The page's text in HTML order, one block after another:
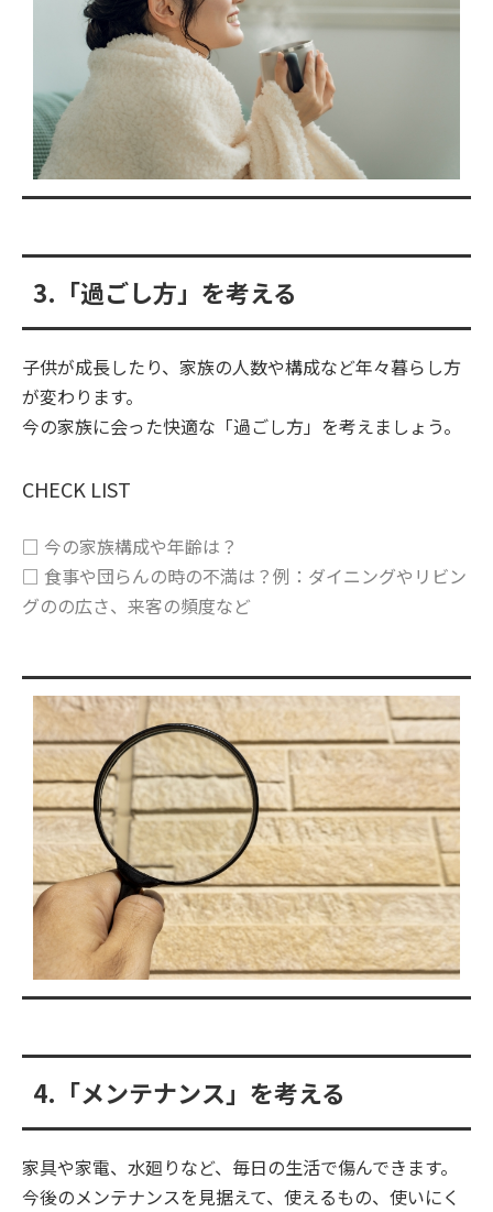
3.「過ごし方」を考える
子供が成長したり、家族の人数や構成など年々暮らし方
が変わります。
今の家族に会った快適な「過ごし方」を考えましょう。
CHECK LIST
□ 今の家族構成や年齢は？
□ 食事や団らんの時の不満は？例：ダイニングやリビン
グのの広さ、来客の頻度など
4.「メンテナンス」を考える
家具や家電、水廻りなど、毎日の生活で傷んできます。
今後のメンテナンスを見据えて、使えるもの、使いにく